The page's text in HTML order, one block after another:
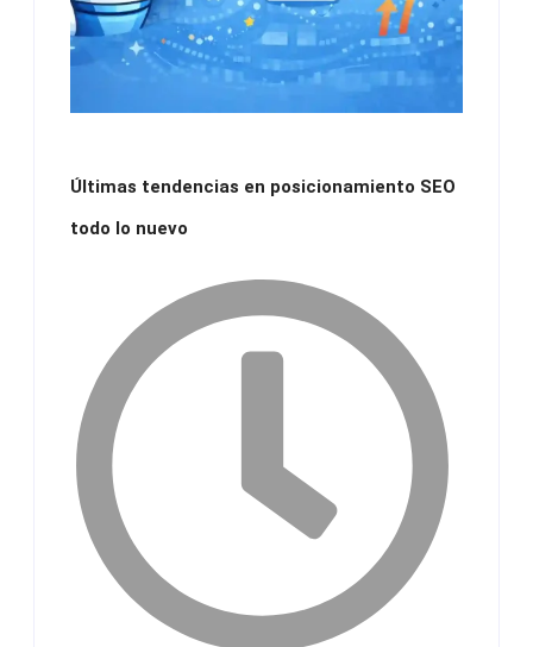
Últimas tendencias en posicionamiento SEO
todo lo nuevo